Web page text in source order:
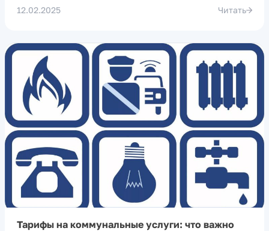
12.02.2025 Читать
Тарифы на коммунальные услуги: что важно